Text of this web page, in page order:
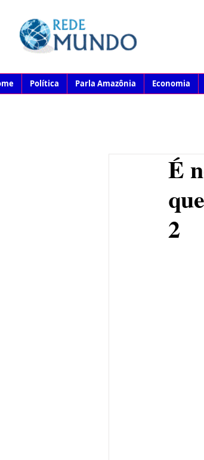
Política Parla Amazônia Economia
É
2